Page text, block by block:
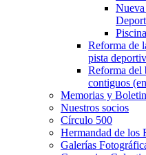
Nueva
Reforma de
pista
Reforma del
contiguos
Memorias y
Nuestros socios
Círculo 500
Hermandad de los
Galerías